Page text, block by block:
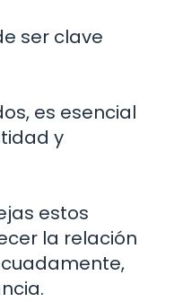
ser clave
es esencial
y
estos
la relación